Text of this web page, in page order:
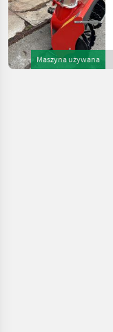
Maszyna używana